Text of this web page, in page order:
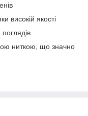
високій якості
поглядів
ниткою, що значно